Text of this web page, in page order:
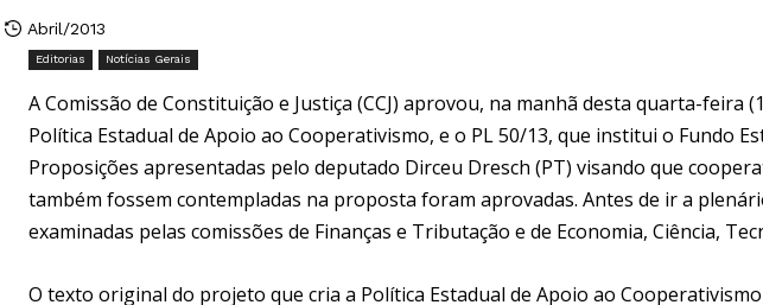
Abril/2013
Editorias Notícias Gerais
A Comissão de Constituição e Justiça (CCJ) aprovou, na manhã desta quarta-feira
Política Estadual de Apoio ao Cooperativismo, e o PL 50/13, que institui o Fundo
Proposições apresentadas pelo deputado Dirceu Dresch (PT) visando que
também fossem contempladas na proposta foram aprovadas. Antes de ir a
examinadas pelas comissões de Finanças e Tributação e de Economia, Ciência,
O texto original do projeto que cria a Política Estadual de Apoio ao